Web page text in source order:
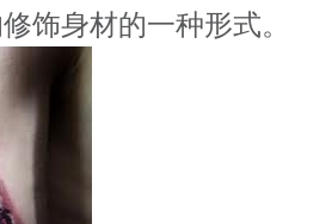
饰身材的一种形式。